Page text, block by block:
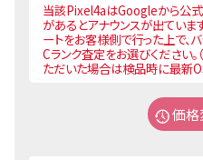
当該Pixel4aはGoogleから公
があるとアナウンスが出ていま
ートをお客様側で行った上で、
Cランク査定をお選びください
ただいた場合は検品時に最新
価格